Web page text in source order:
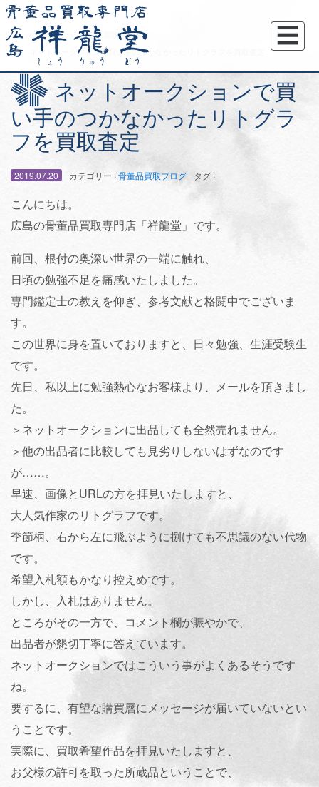
☰
トップページ
骨董品買取ブログ
ネットオークションで買い手のつかなかったリトグラフを買取査定
ネットオークションで買
い手のつかなかったリトグラ
フを買取査定
2019.07.20 カテゴリー :骨董品買取ブログ タグ :
こんにちは。
広島の骨董品買取専門店「祥龍堂」です。
前回、根付の奥深い世界の一端に触れ、
日頃の勉強不足を痛感いたしました。
専門鑑定士の教えを仰ぎ、参考文献と格闘中でございま
す。
この世界に身を置いておりますと、日々勉強、生涯受験生
です。
先日、私以上に勉強熱心なお客様より、メールを頂きまし
た。
＞ネットオークションに出品しても全然売れません。
＞他の出品者に比較しても見劣りしないはずなのです
が……。
早速、画像とURLの方を拝見いたしますと、
大人気作家のリトグラフです。
季節柄、右から左に飛ぶように捌けても不思議のない代物
です。
希望入札額もかなり控えめです。
しかし、入札はありません。
ところがその一方で、コメント欄が賑やかで、
出品者が懇切丁寧に答えています。
ネットオークションではこういう事がよくあるそうです
ね。
要するに、有望な購買層にメッセージが届いていないとい
うことです。
実際に、買取希望作品を拝見いたしますと、
お父様の許可を取った所蔵品ということで、